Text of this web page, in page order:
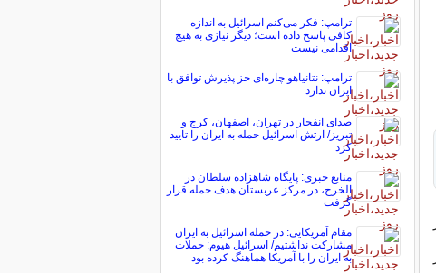
ترامپ: فکر می‌کنم اسرائیل به اندازه
کافی پاسخ داده است؛ دیگر نیازی به هیچ
اقدامی نیست
ترامپ: نتانیاهو چاره‌ای جز پذیرش توافق با
ایران ندارد
صدای انفجار در تهران، اصفهان، کرج و
تبریز/ ارتش اسرائیل حمله به ایران را تایید
کرد
منابع خبری: پایگاه شاهزاده سلطان در
الخرج، در مرکز عربستان هدف حمله قرار
گرفت
مقام آمریکایی: در حمله اسرائیل به ایران
مشارکت نداشتیم/ اسرائیل هیوم: حملات
به ایران را با آمریکا هماهنگ کرده بود